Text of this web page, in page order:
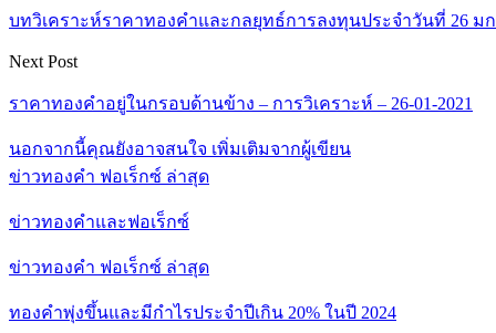
บทวิเคราะห์ราคาทองคำและกลยุทธ์การลงทุนประจำวันที่ 26 มก
Next Post
ราคาทองคำอยู่ในกรอบด้านข้าง – การวิเคราะห์ – 26-01-2021
นอกจากนี้คุณยังอาจสนใจ เพิ่มเติมจากผู้เขียน
ข่าวทองคำ ฟอเร็กซ์ ล่าสุด
ข่าวทองคำและฟอเร็กซ์
ข่าวทองคำ ฟอเร็กซ์ ล่าสุด
ทองคำพุ่งขึ้นและมีกำไรประจำปีเกิน 20% ในปี 2024